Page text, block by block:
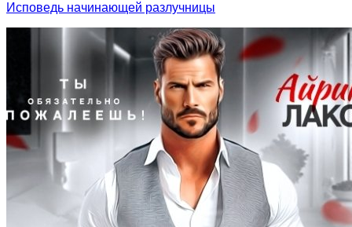
Исповедь начинающей разлучницы